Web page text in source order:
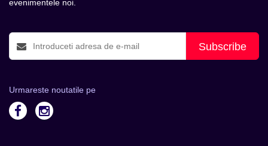
evenimentele noi.
Subscribe
Urmareste noutatile pe